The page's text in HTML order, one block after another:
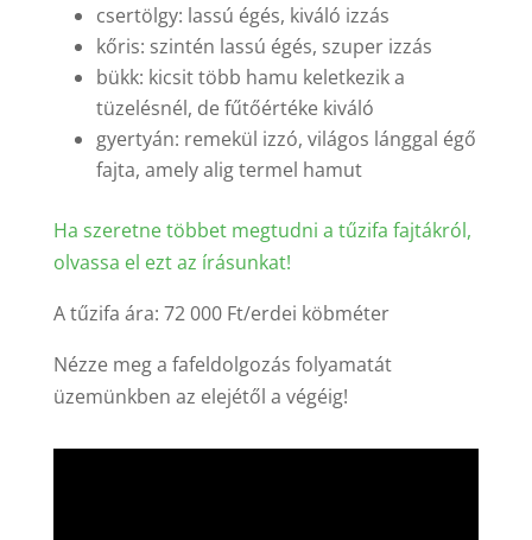
csertölgy: lassú égés, kiváló izzás
kőris: szintén lassú égés, szuper izzás
bükk: kicsit több hamu keletkezik a
tüzelésnél, de fűtőértéke kiváló
gyertyán: remekül izzó, világos lánggal égő
fajta, amely alig termel hamut
Ha szeretne többet megtudni a tűzifa fajtákról,
olvassa el ezt az írásunkat!
A tűzifa ára: 72 000 Ft/erdei köbméter
Nézze meg a fafeldolgozás folyamatát
üzemünkben az elejétől a végéig!